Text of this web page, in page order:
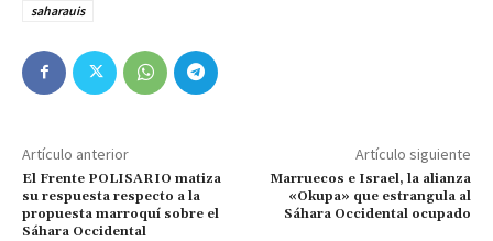
saharauis
Artículo anterior
El Frente POLISARIO matiza
su respuesta respecto a la
propuesta marroquí sobre el
Sáhara Occidental
Artículo siguiente
Marruecos e Israel, la alianza
«Okupa» que estrangula al
Sáhara Occidental ocupado